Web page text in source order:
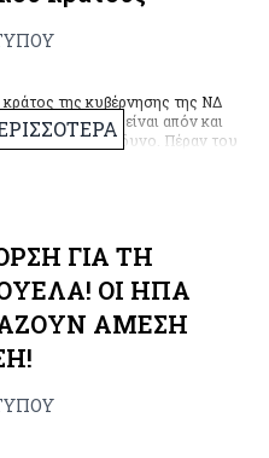
κράτος της κυβέρνησης της ΝΔ
ακόμα φορά ότι είναι απόν και
επικίνδυνο. Πέραν του
παντελής έλλειψη
έργων.
ΓΙΑ ΤΗ
ΟΙ ΗΠΑ
ΑΜΕΣΗ